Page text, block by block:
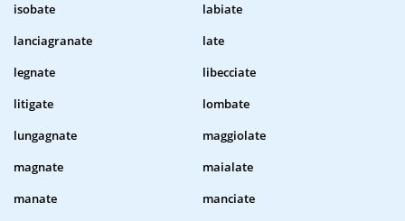
isobate
labiate
lanciagranate
late
legnate
libecciate
litigate
lombate
lungagnate
maggiolate
magnate
maialate
manate
manciate